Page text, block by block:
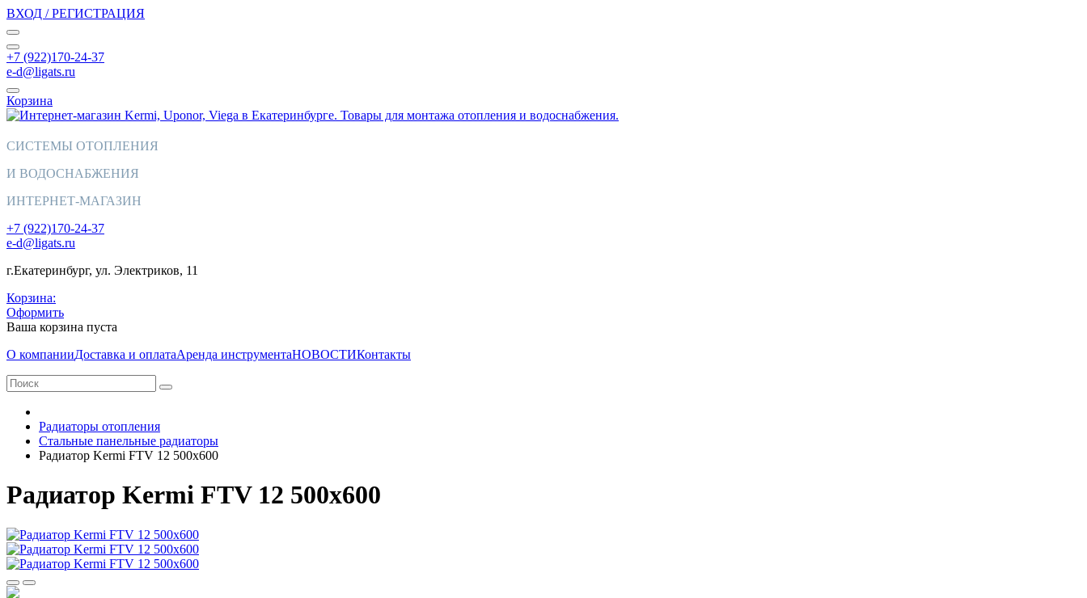
ВХОД / РЕГИСТРАЦИЯ
+7 (922)170-24-37
e-d@ligats.ru
Корзина
СИСТЕМЫ ОТОПЛЕНИЯ
И ВОДОСНАБЖЕНИЯ
ИНТЕРНЕТ-МАГАЗИН
+7 (922)170-24-37
e-d@ligats.ru
г.Екатеринбург, ул. Электриков, 11
Корзина:
Оформить
Ваша корзина пуста
О компанииДоставка и оплатаАренда инструментаНОВОСТИКонтакты
Радиаторы отопления
Стальные панельные радиаторы
Радиатор Kermi FTV 12 500х600
Радиатор Kermi FTV 12 500х600